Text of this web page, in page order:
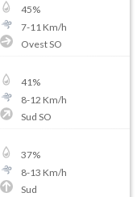
45%
7-11 Km/h
Ovest SO
41%
8-12 Km/h
Sud SO
37%
8-13 Km/h
Sud